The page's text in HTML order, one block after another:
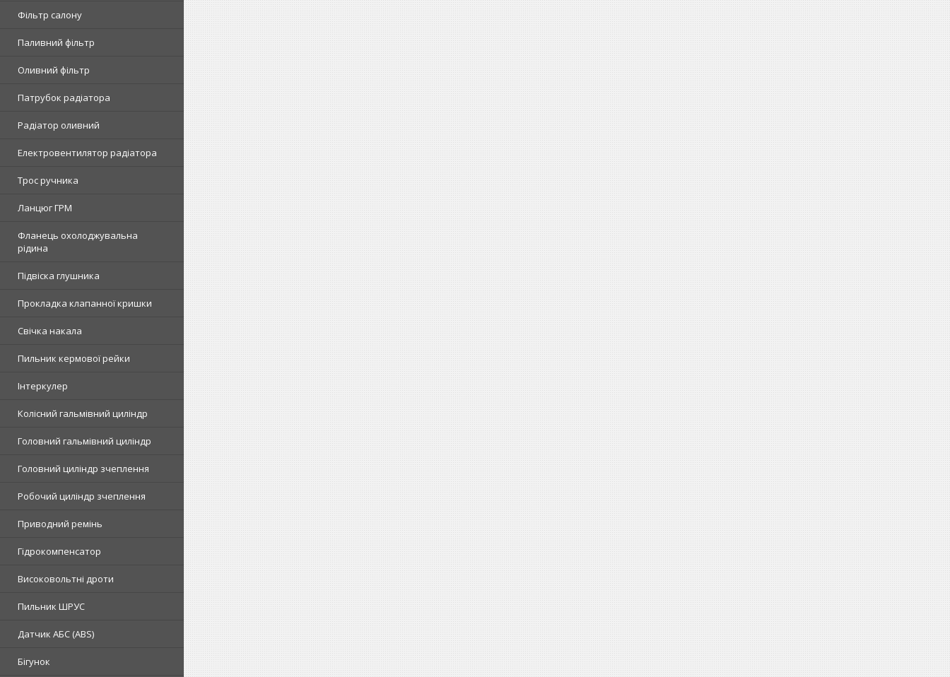
Фільтр салону
Паливний фільтр
Оливний фільтр
Патрубок радіатора
Радіатор оливний
Електровентилятор радіатора
Трос ручника
Ланцюг ГРМ
Фланець охолоджувальна
рідина
Підвіска глушника
Прокладка клапанної кришки
Свічка накала
Пильник кермової рейки
Інтеркулер
Колісний гальмівний циліндр
Головний гальмівний циліндр
Головний циліндр зчеплення
Робочий циліндр зчеплення
Приводний ремінь
Гідрокомпенсатор
Високовольтні дроти
Пильник ШРУС
Датчик АБС (ABS)
Бігунок